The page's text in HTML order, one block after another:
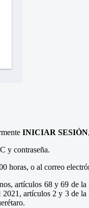
INICIAR SESIÓN
y contraseña.
horas, o al correo
artículos 68 y 69 de
artículos 2 y 3 de